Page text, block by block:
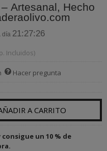
Artesanal, Hecho
día 21:27:26
Incluidos)
Hacer pregunta
A CARRITO
un 10 % de